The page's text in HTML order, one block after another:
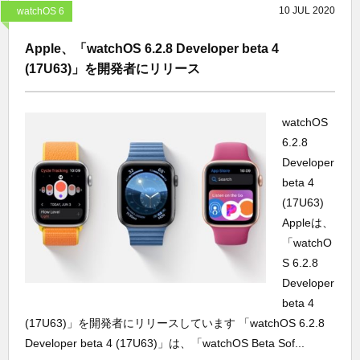
watchOS 6 10 JUL 2020
Apple、「watchOS 6.2.8 Developer beta 4
(17U63)」を開発者にリリース
watchOS
6.2.8
Developer
beta 4
(17U63)
Appleは、
「watchO
S 6.2.8
Developer
beta 4
(17U63)」を開発者にリリースしています 「watchOS 6.2.8
Developer beta 4 (17U63)」は、「watchOS Beta Sof...